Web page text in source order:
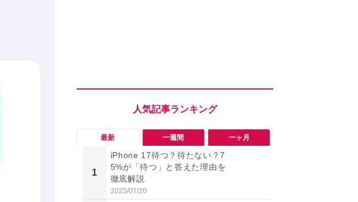
最新 一週間 一ヶ月
1
iPhone 17待つ？待たない？7
5%が「待つ」と答えた理由を
徹底解説
2025/07/20